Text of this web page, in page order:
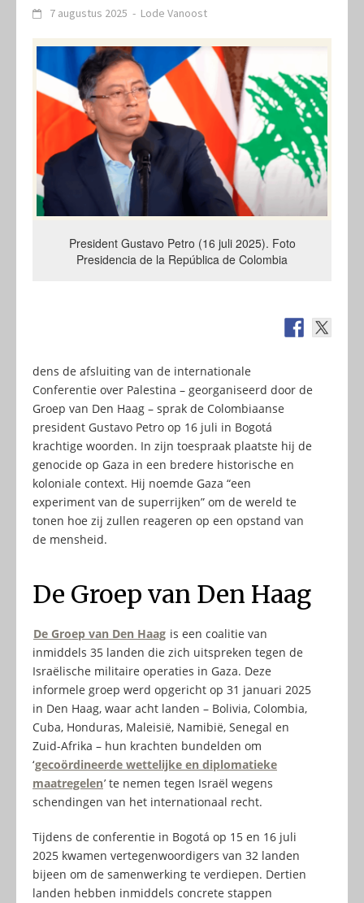
7 augustus 2025 - Lode Vanoost
President Gustavo Petro (16 juli 2025). Foto
Presidencia de la República de Colombia
dens de afsluiting van de internationale
Conferentie over Palestina – georganiseerd door de
Groep van Den Haag – sprak de Colombiaanse
president Gustavo Petro op 16 juli in Bogotá
krachtige woorden. In zijn toespraak plaatste hij de
genocide op Gaza in een bredere historische en
koloniale context. Hij noemde Gaza “een
experiment van de superrijken” om de wereld te
tonen hoe zij zullen reageren op een opstand van
de mensheid.
De Groep van Den Haag
De Groep van Den Haag is een coalitie van
inmiddels 35 landen die zich uitspreken tegen de
Israëlische militaire operaties in Gaza. Deze
informele groep werd opgericht op 31 januari 2025
in Den Haag, waar acht landen – Bolivia, Colombia,
Cuba, Honduras, Maleisië, Namibië, Senegal en
Zuid-Afrika – hun krachten bundelden om
‘gecoördineerde wettelijke en diplomatieke
maatregelen’ te nemen tegen Israël wegens
schendingen van het internationaal recht.
Tijdens de conferentie in Bogotá op 15 en 16 juli
2025 kwamen vertegenwoordigers van 32 landen
bijeen om de samenwerking te verdiepen. Dertien
landen hebben inmiddels concrete stappen